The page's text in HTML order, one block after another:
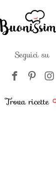
Seguici su
Trova ricette